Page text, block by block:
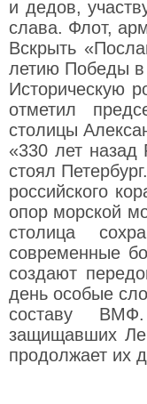
и дедов,
слава. Флот,
Вскрыть
летию Победы в
Историческую
отметил
столицы
«330 лет назад
стоял
российского
опор морской
столица
современные
создают
день особые
составу
защищавших
продолжает их